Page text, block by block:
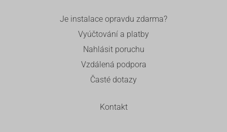
Je instalace opravdu zdarma?
Vyúčtování a platby
Nahlásit poruchu
Vzdálená podpora
Časté dotazy
Kontakt